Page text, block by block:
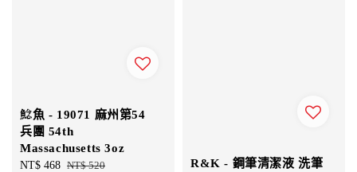
鯰魚 - 19071 麻州第54
兵團 54th
Massachusetts 3oz
Sale
NT$ 468 Regular
NT$ 520
R&K - 鋼筆清潔液 洗筆